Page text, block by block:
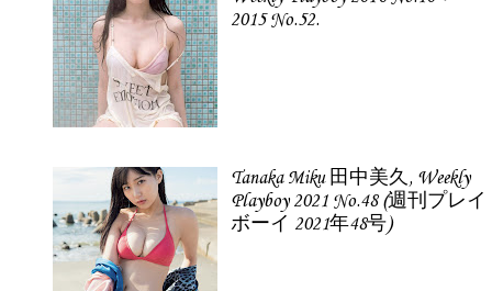
2015 No.52.
Tanaka Miku 田中美久, Weekly
Playboy 2021 No.48 (週刊プレイ
ボーイ 2021年48号)